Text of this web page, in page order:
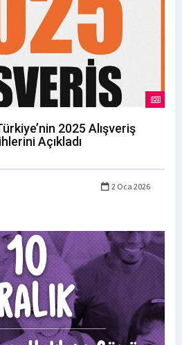
2025 Alışveriş
Açıkladı
2 Oca 2026